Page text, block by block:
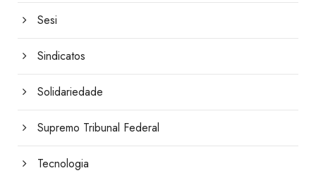
Sesi
Sindicatos
Solidariedade
Supremo Tribunal Federal
Tecnologia